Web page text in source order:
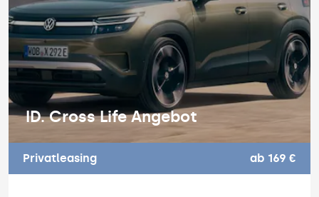
ID. Cross Life Angebot
Privatleasing ab 169 €